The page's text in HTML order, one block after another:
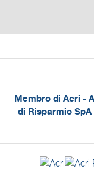
Membro di Acri -
di Risparmio